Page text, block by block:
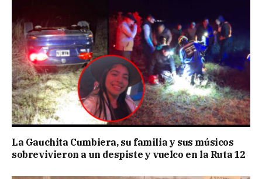
La Gauchita Cumbiera, su familia y sus músicos
sobrevivieron a un despiste y vuelco en la Ruta 12